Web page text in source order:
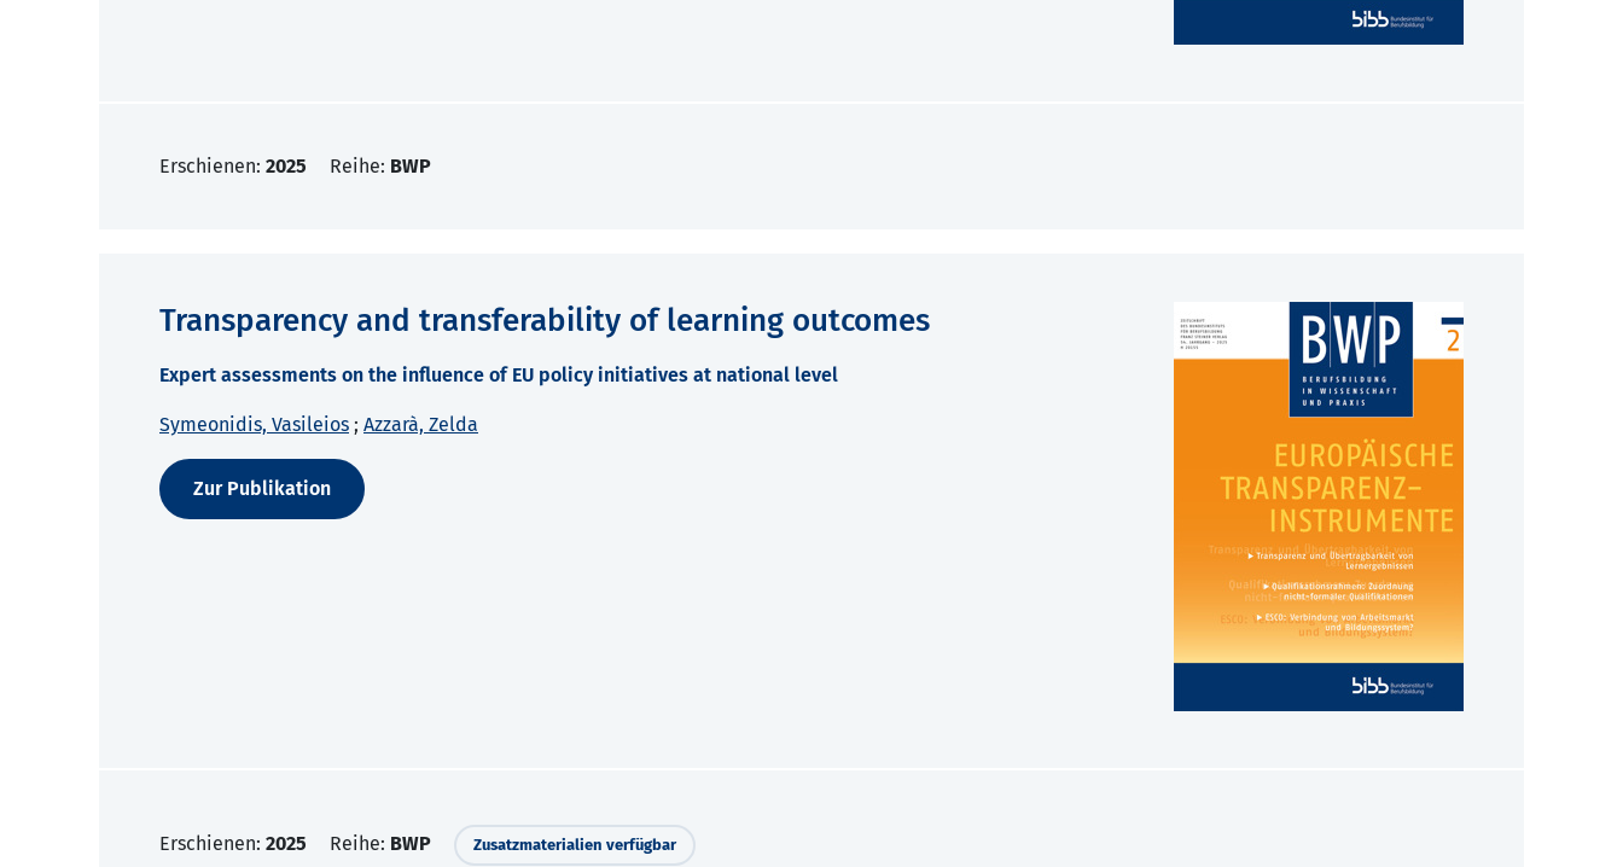
Erschienen: 2025 Reihe: BWP
Transparency and transferability of learning outcomes
Expert assessments on the influence of EU policy initiatives at national level
Symeonidis, Vasileios ; Azzarà, Zelda
Zur Publikation
Erschienen: 2025 Reihe: BWP Zusatzmaterialien verfügbar